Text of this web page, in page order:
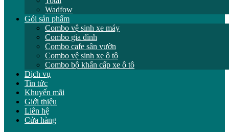
Wadfow
Gói sản phẩm
Combo vệ sinh xe máy
Combo gia đình
Combo cafe sân vườn
Combo vệ sinh xe ô tô
Combo bộ khẩn cấp xe ô tô
Dịch vụ
Tin tức
Khuyến mãi
Giới thiệu
Liên hệ
Cửa hàng